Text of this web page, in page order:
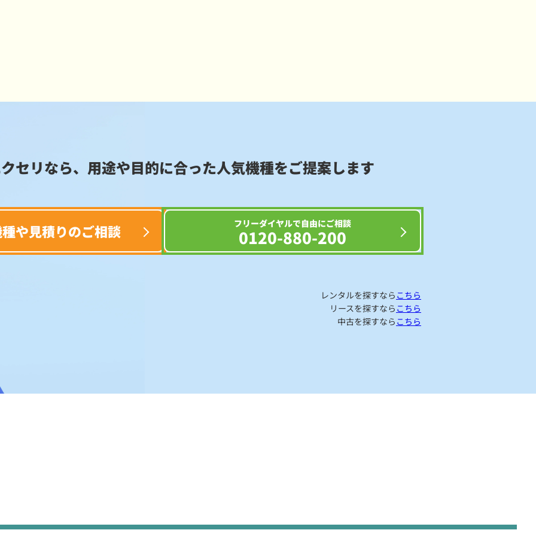
セリなら、用途や目的に合った人気機種をご提案します
や見積りのご相談 フリーダイヤルで自由にご相談
0120-880-200
レンタルを探すなら こちら
リースを探すなら こちら
中古を探すなら こちら